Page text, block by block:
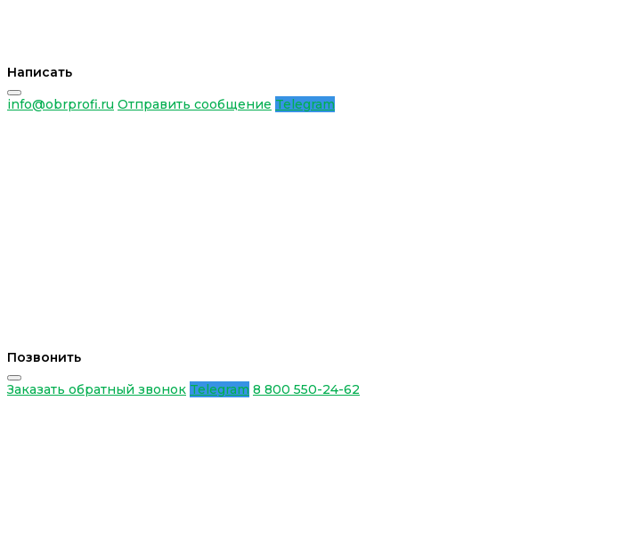
Написать
info@obrprofi.ru Отправить сообщение Telegram
Позвонить
Заказать обратный звонок Telegram 8 800 550-24-62